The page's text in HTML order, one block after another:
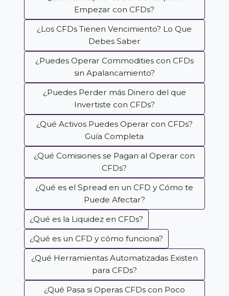
Empezar con CFDs?
¿Los CFDs Tienen Vencimiento? Lo Que
Debes Saber
¿Puedes Operar Commodities con CFDs
sin Apalancamiento?
¿Puedes Perder más Dinero del que
Invertiste con CFDs?
¿Qué Activos Puedes Operar con CFDs?
Guía Completa
¿Qué Comisiones se Pagan al Operar con
CFDs?
¿Qué es el Spread en un CFD y Cómo te
Puede Afectar?
¿Qué es la Liquidez en CFDs?
¿Qué es un CFD y cómo funciona?
¿Qué Herramientas Automatizadas Existen
para CFDs?
¿Qué Pasa si Operas CFDs con Poco